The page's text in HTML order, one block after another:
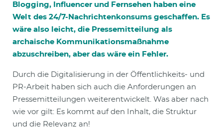
Blogging, Influencer und Fernsehen haben eine
Welt des 24/7-Nachrichtenkonsums geschaffen. Es
wäre also leicht, die Pressemitteilung als
archaische Kommunikationsmaßnahme
abzuschreiben, aber das wäre ein Fehler.
Durch die Digitalisierung in der Öffentlichkeits- und
PR-Arbeit haben sich auch die Anforderungen an
Pressemitteilungen weiterentwickelt. Was aber nach
wie vor gilt: Es kommt auf den Inhalt, die Struktur
und die Relevanz an!